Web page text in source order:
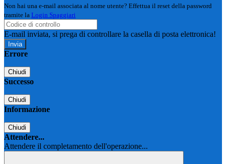
Non hai una e-mail associata al nome utente? Effettua il reset della password
tramite la Login Spaggiari
E-mail inviata, si prega di controllare la casella di posta elettronica!
Errore
Chiudi
Successo
Chiudi
Informazione
Chiudi
Attendere...
Attendere il completamento dell'operazione...